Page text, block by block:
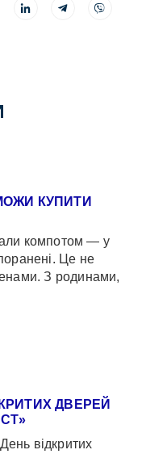
КУПИТИ
компотом — у
Це не
З родинами,
ДВЕРЕЙ
відкритих